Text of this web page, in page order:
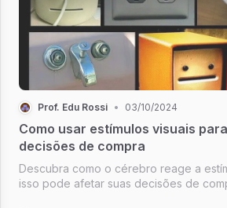
Prof. Edu Rossi • 03/10/2024
Como usar estímulos visuais
decisões de compra
Descubra como o cérebro reage a
isso pode afetar suas decisões de